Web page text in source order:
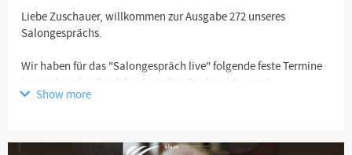
Liebe Zuschauer, willkommen zur Ausgabe 272 unseres
Salongesprächs.
Wir haben für das "Salongespräch live" folgende feste Termine
im April, vielen Dank für die tollen Rückmeldungen!
Show more